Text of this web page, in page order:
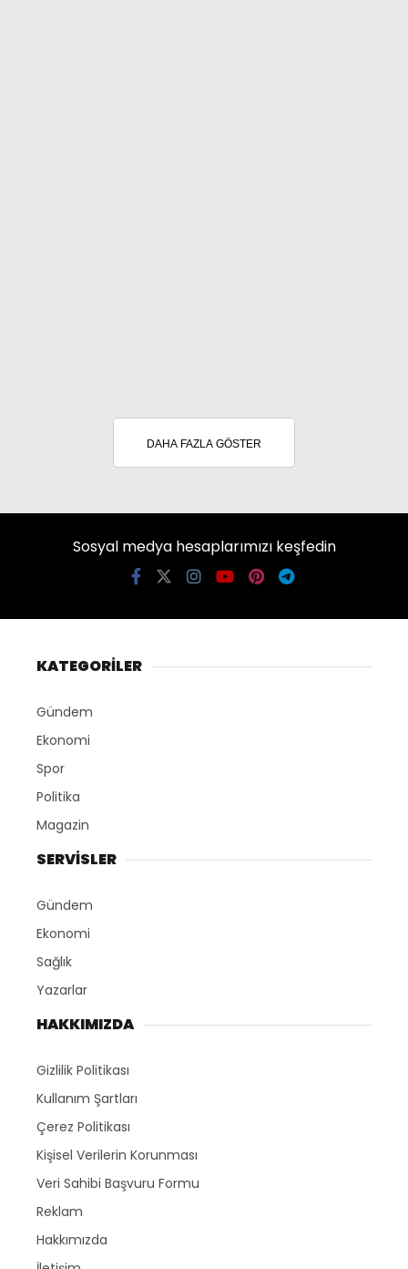
DAHA FAZLA GÖSTER
Sosyal medya hesaplarımızı keşfedin
KATEGORİLER
Gündem
Ekonomi
Spor
Politika
Magazin
SERVİSLER
Gündem
Ekonomi
Sağlık
Yazarlar
HAKKIMIZDA
Gizlilik Politikası
Kullanım Şartları
Çerez Politikası
Kişisel Verilerin Korunması
Veri Sahibi Başvuru Formu
Reklam
Hakkımızda